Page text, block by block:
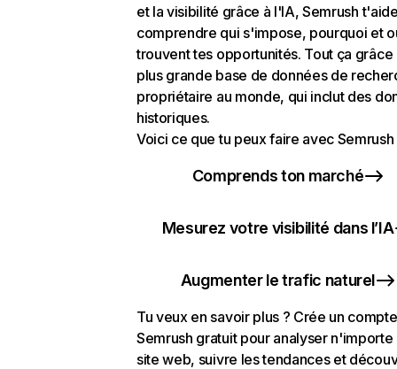
et la visibilité grâce à l'IA, Semrush
comprendre qui s'impose, pourquoi et
trouvent tes opportunités. Tout ça grâce
plus grande base de données de
propriétaire au monde, qui inclut des
historiques.
Voici ce que tu peux faire avec Semrush
Comprends ton marché
Mesurez votre visibilité dans l’IA
Augmenter le trafic naturel
Tu veux en savoir plus ? Crée un compte
Semrush gratuit pour analyser n'importe
site web, suivre les tendances et